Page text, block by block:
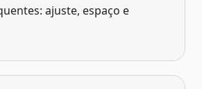
ajuste, espaço e